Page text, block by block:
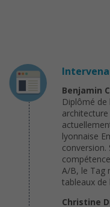
Benjamin
Diplômé
lyonnaise
conversion.
A/B, le Tag
tableaux de
Christine